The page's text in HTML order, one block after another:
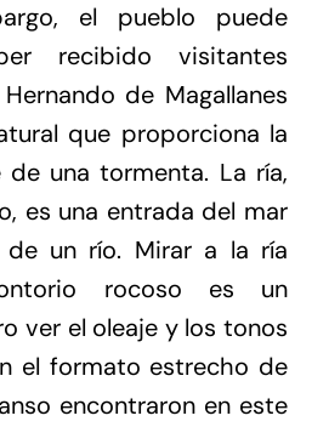
el pueblo puede
recibido visitantes
de Magallanes
que proporciona la
de una tormenta. La ría,
es una entrada del mar
un río. Mirar a la ría
rocoso es un
ver el oleaje y los tonos
el formato estrecho de
encontraron en este